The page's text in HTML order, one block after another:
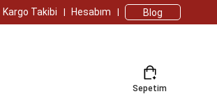
Kargo Takibi Hesabım Blog
Sepetim